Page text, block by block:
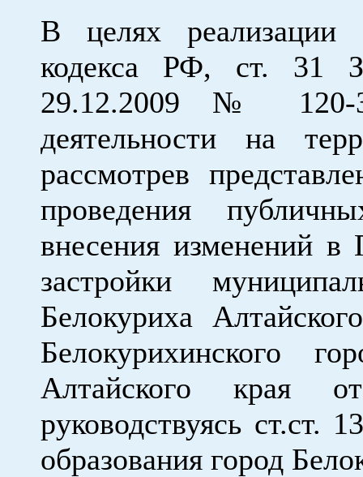
В целях реализации
кодекса РФ, ст. 31
29.12.2009 № 120-
деятельности на
рассмотрев
проведения
внесения изменений в
застройки
Белокуриха
Белокурихинского
Алтайского
руководствуясь ст.ст.
образования город